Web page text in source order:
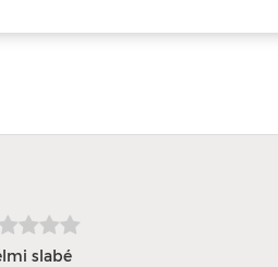
slabé